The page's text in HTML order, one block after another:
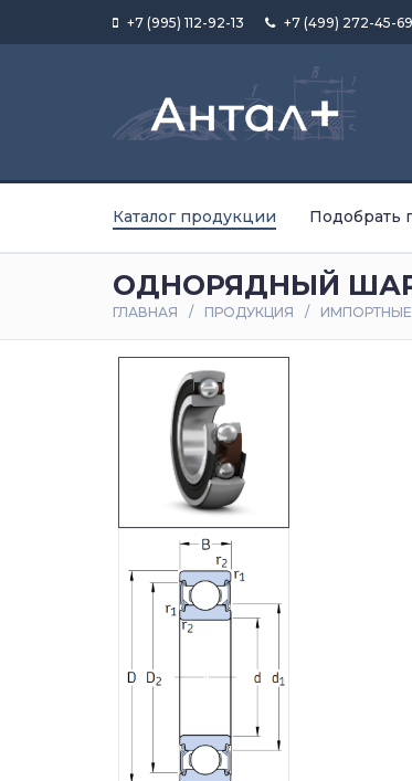
+7 (995) 112-92-13 +7 (499) 272-45-69
Каталог продукции Подобрать
ОДНОРЯДНЫЙ
ГЛАВНАЯ ПРОДУКЦИЯ